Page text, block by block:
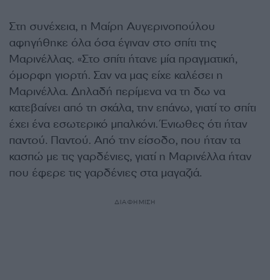
Στη συνέχεια, η Μαίρη Αυγερινοπούλου
αφηγήθηκε όλα όσα έγιναν στο σπίτι της
Μαρινέλλας. «Στο σπίτι ήτανε μία πραγματική,
όμορφη γιορτή. Σαν να μας είχε καλέσει η
Μαρινέλλα. Δηλαδή περίμενα να τη δω να
κατεβαίνει από τη σκάλα, την επάνω, γιατί το σπίτι
έχει ένα εσωτερικό μπαλκόνι. Ένιωθες ότι ήταν
παντού. Παντού. Από την είσοδο, που ήταν τα
κασπώ με τις γαρδένιες, γιατί η Μαρινέλλα ήταν
που έφερε τις γαρδένιες στα μαγαζιά.
ΔΙΑΦΗΜΙΣΗ